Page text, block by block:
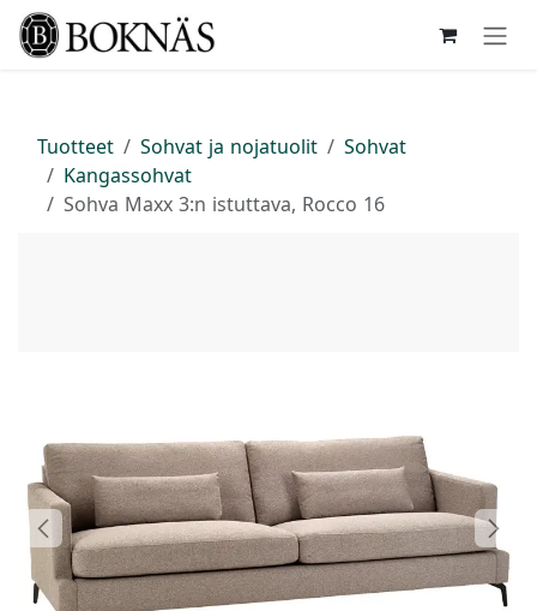
Siirry sisältöön
Tuotteet Sohvat ja nojatuolit
Sohvat
Kangassohvat
Sohva Maxx 3:n istuttava, Rocco 16